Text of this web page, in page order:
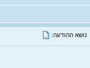
נושא ההודעה: